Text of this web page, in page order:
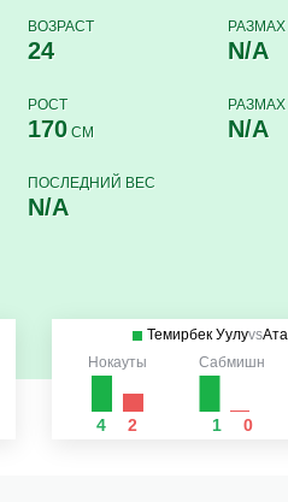
ВОЗРАСТ
24
РАЗМАХ
N/A
РОСТ
170СМ N/A
ПОСЛЕДНИЙ ВЕС
N/A
Темирбек Уулуvs
Нокауты
4 2
Сабмишн
1 0